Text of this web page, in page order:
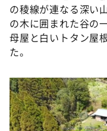
の稜線が連なる深い
の木に囲まれた谷の
母屋と白いトタン屋
た。